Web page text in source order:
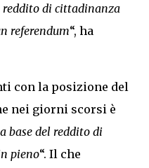
reddito di cittadinanza
referendum“, ha
con la posizione del
nei giorni scorsi è
base del reddito di
pieno“. Il che